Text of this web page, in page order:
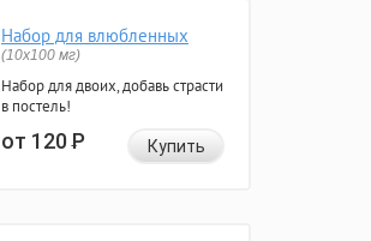
Набор для влюбленных
(10х100 мг)
Набор для двоих, добавь страсти
в постель!
от 120Р Купить